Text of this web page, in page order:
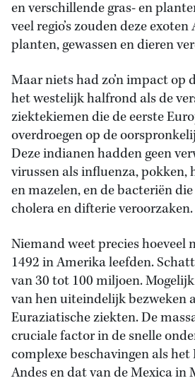
en verschillende gras- en
veel regio’s zouden deze
planten, gewassen en dieren
Maar niets had zo’n impact op
het westelijk halfrond als de
ziektekiemen die de eerste
overdroegen op de
Deze indianen hadden geen
virussen als influenza,
en mazelen, en de bacteriën
cholera en difterie veroorzaken.
Niemand weet precies hoeveel
1492 in Amerika leefden.
van 30 tot 100 miljoen. Mogelijk
van hen uiteindelijk bezweken
Euraziatische ziekten. De
cruciale factor in de snelle
complexe beschavingen als
Andes en dat van de Mexica in